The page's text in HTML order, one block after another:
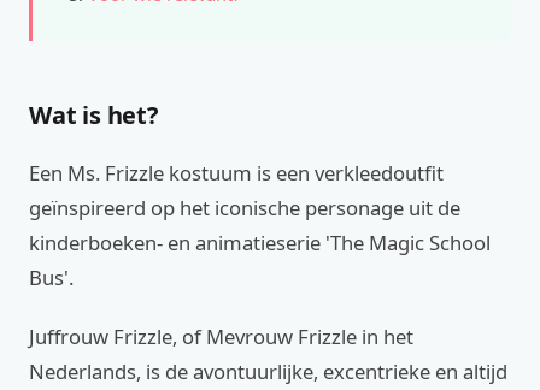
Wat is het?
Een Ms. Frizzle kostuum is een verkleedoutfit
geïnspireerd op het iconische personage uit de
kinderboeken- en animatieserie 'The Magic School
Bus'.
Juffrouw Frizzle, of Mevrouw Frizzle in het
Nederlands, is de avontuurlijke, excentrieke en altijd